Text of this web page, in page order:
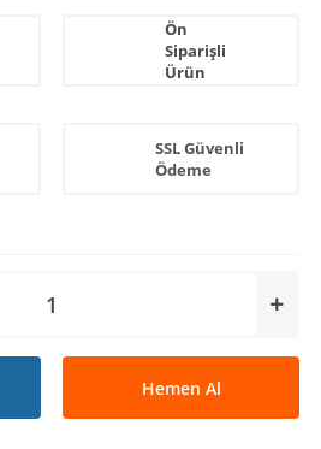
Ön
Siparişli
Ürün
SSL Güvenli
Ödeme
Hemen Al